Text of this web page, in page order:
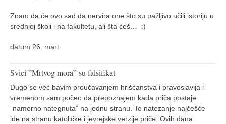
Znam da će ovo sad da nervira one što su pažljivo učili istoriju u
srednjoj školi i na fakultetu, ali šta ćeš… :)
datum 26. mart
Svici ”Mrtvog mora” su falsifikat
Dugo se već bavim proučavanjem hrišćanstva i pravoslavlja i
vremenom sam počeo da prepoznajem kada priča postaje
”namerno nategnuta” na jednu stranu. To natezanje najčešće
ide na stranu katoličke i jevrejske verzije priče. Ovih dana